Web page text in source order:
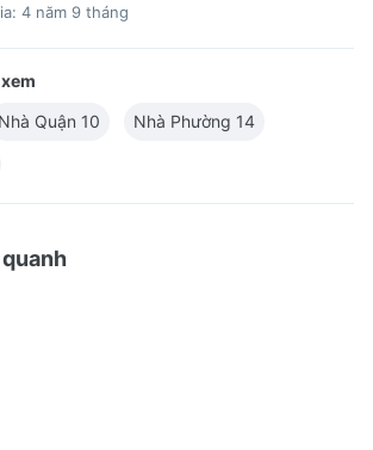
4 năm 9 tháng
Nhà Quận 10 Nhà Phường 14